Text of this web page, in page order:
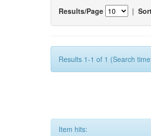
Results/Page |
Results 1-1 of 1 (Search
Item hits: